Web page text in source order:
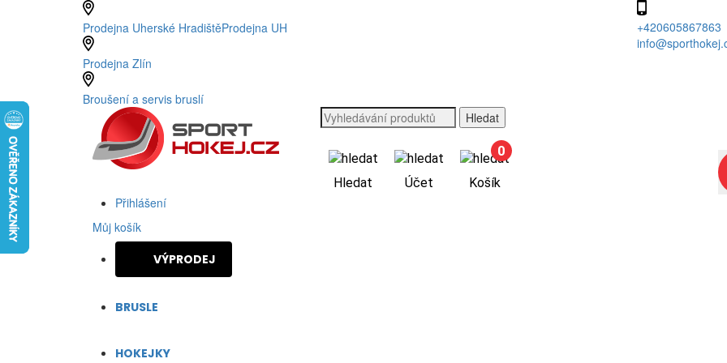
Prodejna Uherské HradištěProdejna UH
Prodejna Zlín
Broušení a servis bruslí
+420605867863
Hledat Účet
0
Košík
Přihlášení
Můj košík
VÝPRODEJ
BRUSLE
HOKEJKY